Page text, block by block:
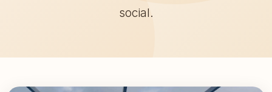
social.